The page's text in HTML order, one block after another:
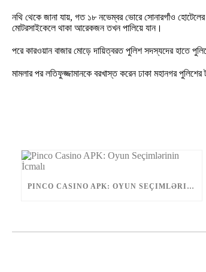
নথি থেকে জানা যায়, গত ১৮ নভেম্বর ভোরে সোনারগাঁও
মোটরসাইকেলে থাকা আরেকজন তখন পালিয়ে যান।
পরে কারওয়ান বাজার মোড়ে দায়িত্বরত পুলিশ সদস্যদের হাতে
মামলার পর লতিফুজ্জামানকে বরখাস্ত করেন ঢাকা মহানগর
PINCO CASINO APK: OYUN SEÇIMLƏRININ İCMALI